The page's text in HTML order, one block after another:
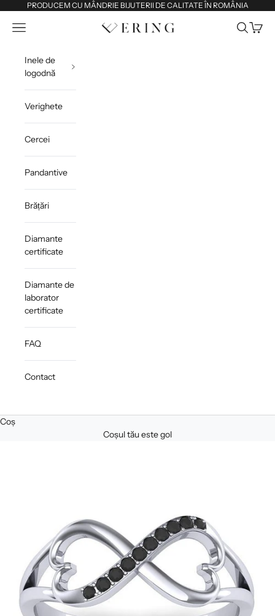
Sari la conținutPRODUCEM CU MÂNDRIE BIJUTERII DE CALITATE ÎN ROMÂNIA
Ering
Deschide meniul de navigare Deschide
Inele de
logodnă
Verighete
Cercei
Pandantive
Brățări
Diamante
certificate
Diamante de
laborator
certificate
FAQ
Contact
Coș
Coșul tău este gol